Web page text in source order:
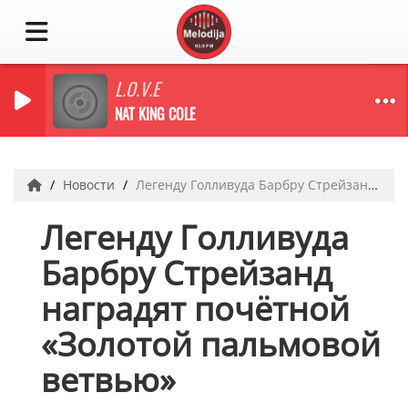
L.O.V.E
NAT KING COLE
Новости Легенду Голливуда Барбру Стрейзанд наградят почётной «Золотой пальмовой ветвью»
Легенду Голливуда
Барбру Стрейзанд
наградят почётной
«Золотой пальмовой
ветвью»